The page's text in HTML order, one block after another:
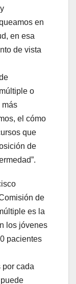
en
en esa
de vista
o
más
el cómo
que
de
de
es la
los jóvenes
pacientes
por cada